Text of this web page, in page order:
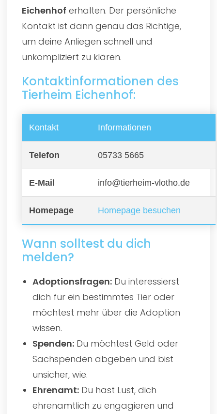
Eichenhof erhalten. Der persönliche
Kontakt ist dann genau das Richtige,
um deine Anliegen schnell und
unkompliziert zu klären.
Kontaktinformationen des
Tierheim Eichenhof:
Kontakt Informationen
Telefon 05733 5665
E-Mail info@tierheim-vlotho.de
Homepage Homepage besuchen
Wann solltest du dich
melden?
Adoptionsfragen: Du interessierst
dich für ein bestimmtes Tier oder
möchtest mehr über die Adoption
wissen.
Spenden: Du möchtest Geld oder
Sachspenden abgeben und bist
unsicher, wie.
Ehrenamt: Du hast Lust, dich
ehrenamtlich zu engagieren und